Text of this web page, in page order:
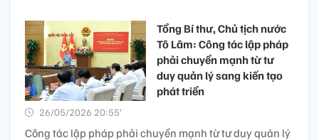
Tổng Bí thư, Chủ tịch nước
Tô Lâm: Công tác lập pháp
phải chuyển mạnh từ tư
duy quản lý sang kiến tạo
phát triển
26/05/2026 20:55’
Công tác lập pháp phải chuyển mạnh từ tư duy quản lý